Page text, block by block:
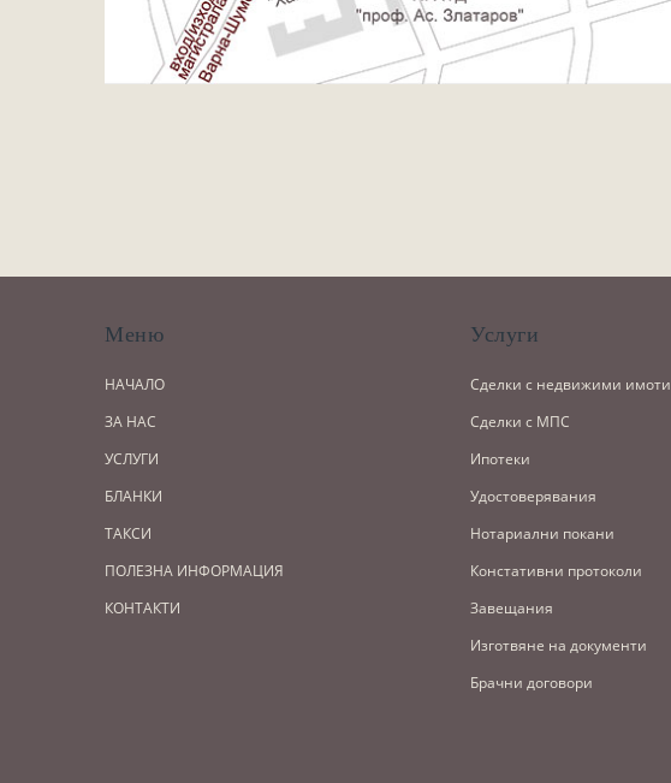
Меню
НАЧАЛО
ЗА НАС
УСЛУГИ
БЛАНКИ
ТАКСИ
ПОЛЕЗНА ИНФОРМАЦИЯ
КОНТАКТИ
Услуги
Сделки с недвижими имоти
Сделки с МПС
Ипотеки
Удостоверявания
Нотариални покани
Констативни протоколи
Завещания
Изготвяне на документи
Брачни договори